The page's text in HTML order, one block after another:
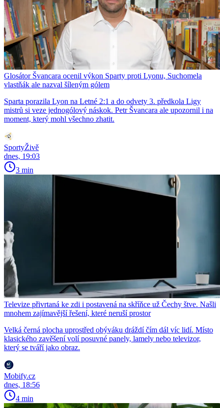
Glosátor Švancara ocenil výkon Sparty proti Lyonu, Suchomela
vlastňák ale nazval šíleným gólem
Sparta porazila Lyon na Letné 2:1 a do odvety 3. předkola Ligy
mistrů si veze jednogólový náskok. Petr Švancara ale upozornil i na
moment, který mohl všechno zhatit.
SportyŽivě
dnes, 19:03
3 min
Televize přivrtaná ke zdi i postavená na skříňce už Čechy štve. Našli
mnohem zajímavější řešení, které neruší prostor
Velká černá plocha uprostřed obýváku dráždí čím dál víc lidí. Místo
klasického zavěšení volí posuvné panely, lamely nebo televizor,
který se tváří jako obraz.
Mobify.cz
dnes, 18:56
4 min